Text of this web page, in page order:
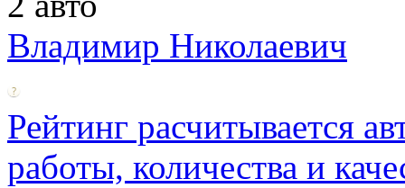
Владимир Николаевич
Рейтинг расчитывается
работы, количества и